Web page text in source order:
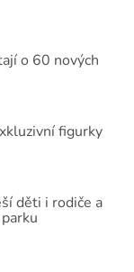
o 60 nových
figurky
děti i rodiče a